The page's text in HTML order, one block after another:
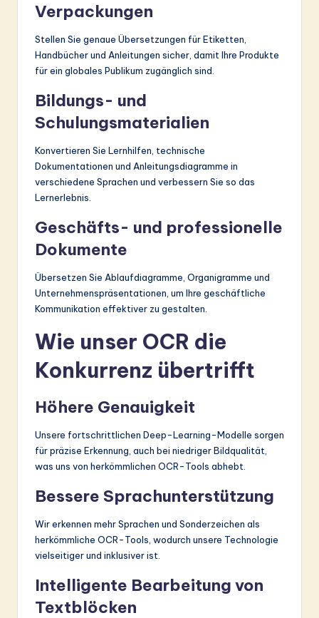
Verpackungen
Stellen Sie genaue Übersetzungen für Etiketten,
Handbücher und Anleitungen sicher, damit Ihre Produkte
für ein globales Publikum zugänglich sind.
Bildungs- und
Schulungsmaterialien
Konvertieren Sie Lernhilfen, technische
Dokumentationen und Anleitungsdiagramme in
verschiedene Sprachen und verbessern Sie so das
Lernerlebnis.
Geschäfts- und professionelle
Dokumente
Übersetzen Sie Ablaufdiagramme, Organigramme und
Unternehmenspräsentationen, um Ihre geschäftliche
Kommunikation effektiver zu gestalten.
Wie unser OCR die
Konkurrenz übertrifft
Höhere Genauigkeit
Unsere fortschrittlichen Deep-Learning-Modelle sorgen
für präzise Erkennung, auch bei niedriger Bildqualität,
was uns von herkömmlichen OCR-Tools abhebt.
Bessere Sprachunterstützung
Wir erkennen mehr Sprachen und Sonderzeichen als
herkömmliche OCR-Tools, wodurch unsere Technologie
vielseitiger und inklusiver ist.
Intelligente Bearbeitung von
Textblöcken